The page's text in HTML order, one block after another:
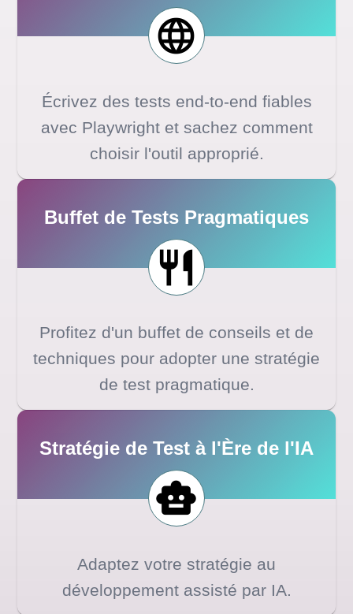
Écrivez des tests end-to-end fiables
avec Playwright et sachez comment
choisir l'outil approprié.
Buffet de Tests Pragmatiques
Profitez d'un buffet de conseils et de
techniques pour adopter une stratégie
de test pragmatique.
Stratégie de Test à l'Ère de l'IA
Adaptez votre stratégie au
développement assisté par IA.